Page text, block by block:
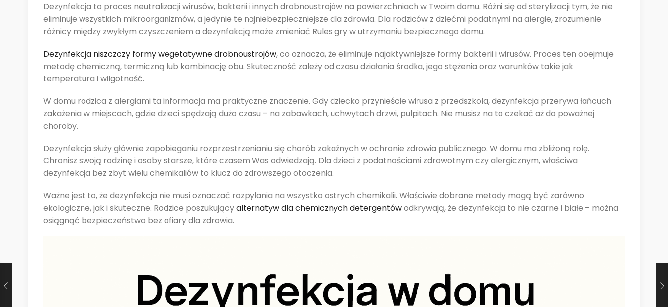
Dezynfekcja to proces neutralizacji wirusów, bakterii i innych drobnoustrojów na powierzchniach w Twoim domu. Różni się od sterylizacji tym, że nie
eliminuje wszystkich mikroorganizmów, a jedynie te najniebezpieczniejsze dla zdrowia. Dla rodziców z dziećmi podatnymi na alergie, zrozumienie
różnicy między zwykłym czyszczeniem a dezynfakcją może zmieniać Rules gry w utrzymaniu bezpiecznego domu.
Dezynfekcja niszczczy formy wegetatywne drobnoustrojów, co oznacza, że eliminuje najaktywniejsze formy bakterii i wirusów. Proces ten obejmuje
metodę chemiczną, termiczną lub kombinację obu. Skuteczność zależy od czasu działania środka, jego stężenia oraz warunków takie jak
temperatura i wilgotność.
W domu rodzica z alergiami ta informacja ma praktyczne znaczenie. Gdy dziecko przynieście wirusa z przedszkola, dezynfekcja przerywa łańcuch
zakażenia w miejscach, gdzie dzieci spędzają dużo czasu – na zabawkach, uchwytach drzwi, pulpitach. Nie musisz na to czekać aż do poważnej
choroby.
Dezynfekcja służy głównie zapobieganiu rozprzestrzenianiu się chorób zakaźnych w ochronie zdrowia publicznego. W domu ma zbliżoną rolę.
Chronisz swoją rodzinę i osoby starsze, które czasem Was odwiedzają. Dla dzieci z podatnościami zdrowotnym czy alergicznym, właściwa
dezynfekcja bez zbyt wielu chemikaliów to klucz do zdrowszego otoczenia.
Ważne jest to, że dezynfekcja nie musi oznaczać rozpylania na wszystko ostrych chemikalii. Właściwie dobrane metody mogą być zarówno
ekologiczne, jak i skuteczne. Rodzice poszukującyalternatyw dla chemicznych detergentówodkrywają, że dezynfekcja to nie czarne i białe – można
osiągnąć bezpieczeństwo bez ofiary dla zdrowia.